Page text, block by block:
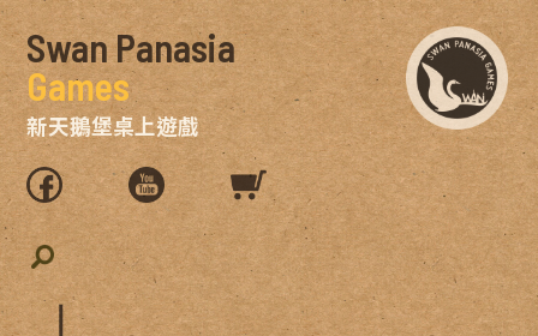
Swan Panasia
Games
新天鵝堡桌上遊戲